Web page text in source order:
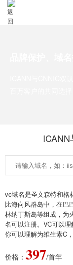
vc域名是圣文森特和格
比海向风群岛中，在巴
林纳丁斯岛等组成，为
名可以注册。VC可以
你可以理解为维生素C
价格： 397/首年